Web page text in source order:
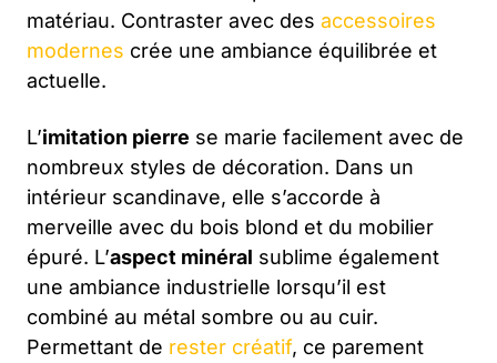
matériau. Contraster avec des accessoires
modernes crée une ambiance équilibrée et
actuelle.
L’imitation pierre se marie facilement avec de
nombreux styles de décoration. Dans un
intérieur scandinave, elle s’accorde à
merveille avec du bois blond et du mobilier
épuré. L’aspect minéral sublime également
une ambiance industrielle lorsqu’il est
combiné au métal sombre ou au cuir.
Permettant de rester créatif, ce parement